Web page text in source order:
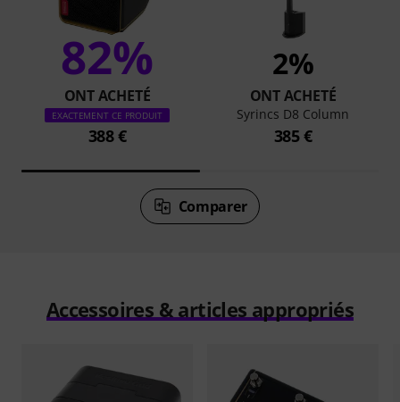
82%
ONT ACHETÉ
EXACTEMENT CE PRODUIT
388 €
2%
ONT ACHETÉ
Syrincs D8 Column
385 €
Comparer
Accessoires & articles appropriés